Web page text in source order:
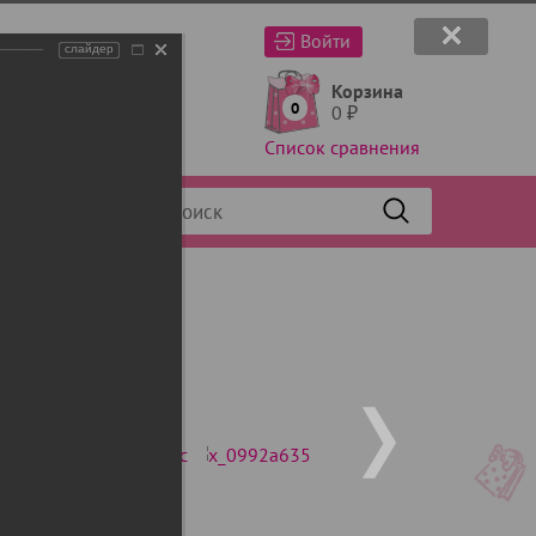
Войти
0
Корзина
0 ₽
Список сравнения
слайдер